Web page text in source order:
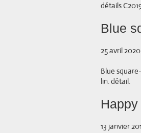
détails
Blue
25 avril
Blue
lin. détail.
Happy
13 janvier